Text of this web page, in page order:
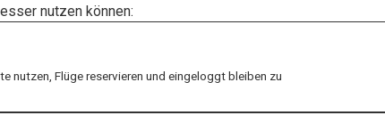
nutzen können:
nutzen, Flüge reservieren und eingeloggt bleiben zu